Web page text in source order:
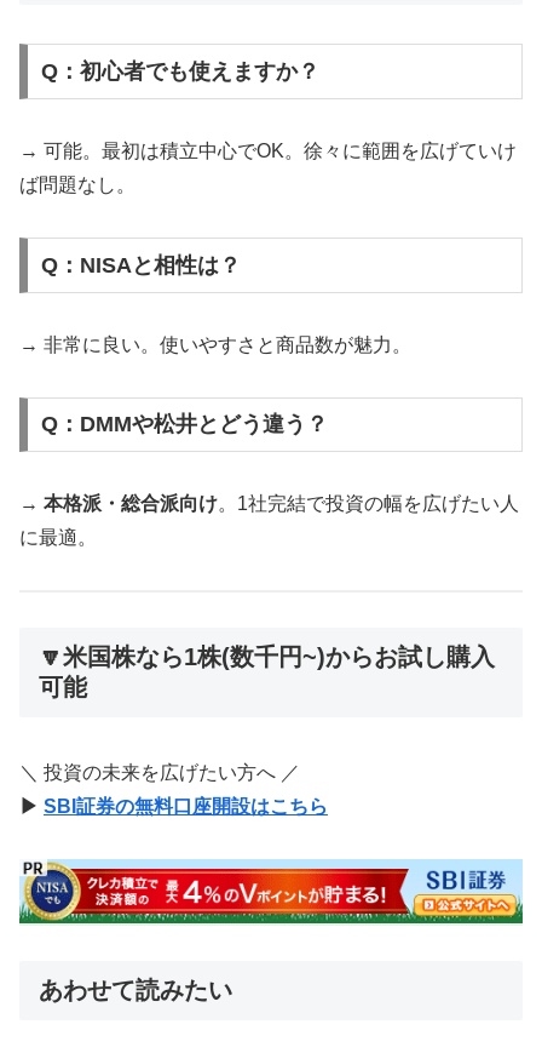
Q：初心者でも使えますか？
→ 可能。最初は積立中心でOK。徐々に範囲を広げていけ
ば問題なし。
Q：NISAと相性は？
→ 非常に良い。使いやすさと商品数が魅力。
Q：DMMや松井とどう違う？
→ 本格派・総合派向け。1社完結で投資の幅を広げたい人
に最適。
🔽米国株なら1株(数千円~)からお試し購入
可能
＼ 投資の未来を広げたい方へ ／
▶ SBI証券の無料口座開設はこちら
あわせて読みたい